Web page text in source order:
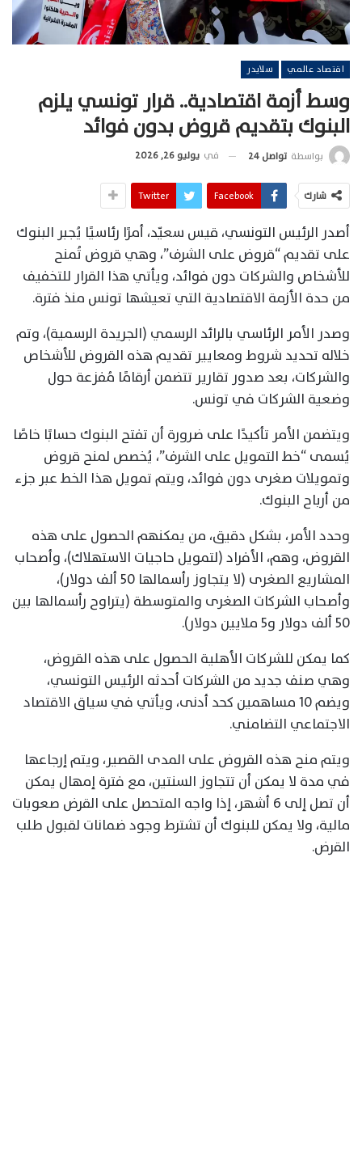
اقتصاد عالمي سلايدر
وسط أزمة اقتصادية.. قرار تونسي يلزم
البنوك بتقديم قروض بدون فوائد
بواسطة تواصل 24 في يوليو 26, 2026
شارك Facebook
Twitter
أصدر الرئيس التونسي، قيس سعيّد، أمرًا رئاسيًا يُجبر البنوك
على تقديم “قروض على الشرف”، وهي قروض تُمنح
للأشخاص والشركات دون فوائد، ويأتي هذا القرار للتخفيف
من حدة الأزمة الاقتصادية التي تعيشها تونس منذ فترة.
وصدر الأمر الرئاسي بالرائد الرسمي (الجريدة الرسمية)، وتم
خلاله تحديد شروط ومعايير تقديم هذه القروض للأشخاص
والشركات، بعد صدور تقارير تتضمن أرقامًا مُفزعة حول
وضعية الشركات في تونس.
ويتضمن الأمر تأكيدًا على ضرورة أن تفتح البنوك حسابًا خاصًا
يُسمى “خط التمويل على الشرف”، يُخصص لمنح قروض
وتمويلات صغرى دون فوائد، ويتم تمويل هذا الخط عبر جزء
من أرباح البنوك.
وحدد الأمر، بشكل دقيق، من يمكنهم الحصول على هذه
القروض، وهم، الأفراد (لتمويل حاجيات الاستهلاك)، وأصحاب
المشاريع الصغرى (لا يتجاوز رأسمالها 50 ألف دولار)،
وأصحاب الشركات الصغرى والمتوسطة (يتراوح رأسمالها بين
50 ألف دولار و5 ملايين دولار).
كما يمكن للشركات الأهلية الحصول على هذه القروض،
وهي صنف جديد من الشركات أحدثه الرئيس التونسي،
ويضم 10 مساهمين كحد أدنى، ويأتي في سياق الاقتصاد
الاجتماعي التضامني.
ويتم منح هذه القروض على المدى القصير، ويتم إرجاعها
في مدة لا يمكن أن تتجاوز السنتين، مع فترة إمهال يمكن
أن تصل إلى 6 أشهر، إذا واجه المتحصل على القرض صعوبات
مالية، ولا يمكن للبنوك أن تشترط وجود ضمانات لقبول طلب
القرض.